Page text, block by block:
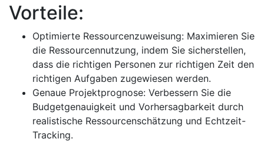
Vorteile:
Optimierte Ressourcenzuweisung: Maximieren Sie
die Ressourcennutzung, indem Sie sicherstellen,
dass die richtigen Personen zur richtigen Zeit den
richtigen Aufgaben zugewiesen werden.
Genaue Projektprognose: Verbessern Sie die
Budgetgenauigkeit und Vorhersagbarkeit durch
realistische Ressourcenschätzung und Echtzeit-
Tracking.